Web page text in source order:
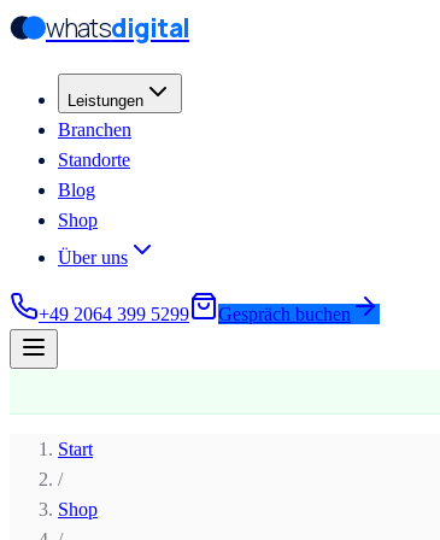
Zum Hauptinhalt springen
Zum Hauptinhalt springen
whatsdigital
Leistungen
Branchen
Standorte
Blog
Shop
Über uns
+49 2064 399 5299 Gespräch buchen
Start
/
Shop